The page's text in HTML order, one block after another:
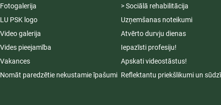
Fotogalerija
LU PSK logo
Video galerija
Vides pieejamība
Vakances
Nomāt paredzētie nekustamie īpašumi
> Sociālā rehabilitācija
Uzņemšanas noteikumi
Atvērto durvju dienas
Iepazīsti profesiju!
Apskati videostāstus!
Reflektantu priekšlikumi un